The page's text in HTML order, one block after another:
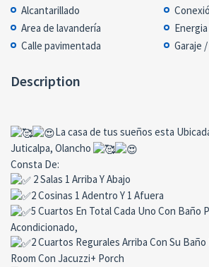
Alcantarillado
Area de lavandería
Calle pavimentada
Garaje
Description
La casa de tus sueños esta
Juticalpa, Olancho
Consta De:
2 Salas 1 Arriba Y Abajo
2 Cosinas 1 Adentro Y 1 Afuera
5 Cuartos En Total Cada Uno Con Baño
Acondicionado,
2 Cuartos Regurales Arriba Con Su
Room Con Jacuzzi+ Porch